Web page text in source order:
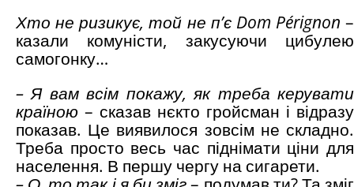
Хто не ризикує, той не п’є Dom Pérignon –
казали комуністи, закусуючи цибулею
самогонку…
– Я вам всім покажу, як треба керувати
країною – сказав нєкто гройсман і відразу
показав. Це виявилося зовсім не складно.
Треба просто весь час піднімати ціни для
населення. В першу чергу на сигарети.